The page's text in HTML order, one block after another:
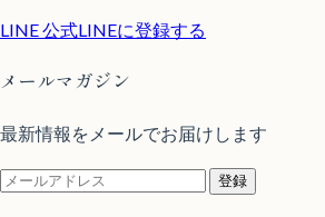
LINE公式LINEに登録する
メールマガジン
最新情報をメールでお届けします
登録